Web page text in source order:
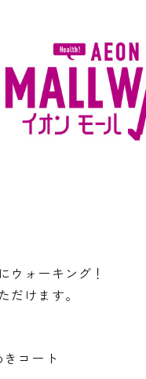
ウォーキング！
けます。
コート